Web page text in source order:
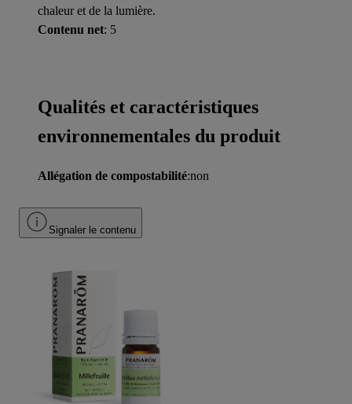
chaleur et de la lumière.
Contenu net: 5
Qualités et caractéristiques
environnementales du produit
Allégation de compostabilité:non
Signaler le contenu